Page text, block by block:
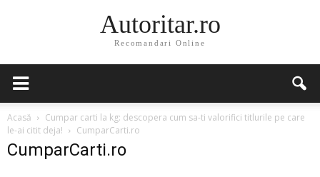
Autoritar.ro
Recomandari Online
Acasă
Cumpar carti la kg: descopera cum sa-ti valorifici titlurile pe care
le-ai citit deja!
CumparCarti.ro
CumparCarti.ro